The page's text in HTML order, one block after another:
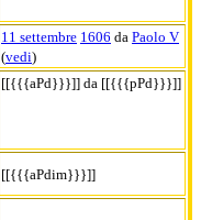
11 settembre 1606 da Paolo V
(vedi)
[[{{{aPd}}}]] da [[{{{pPd}}}]]
[[{{{aPdim}}}]]